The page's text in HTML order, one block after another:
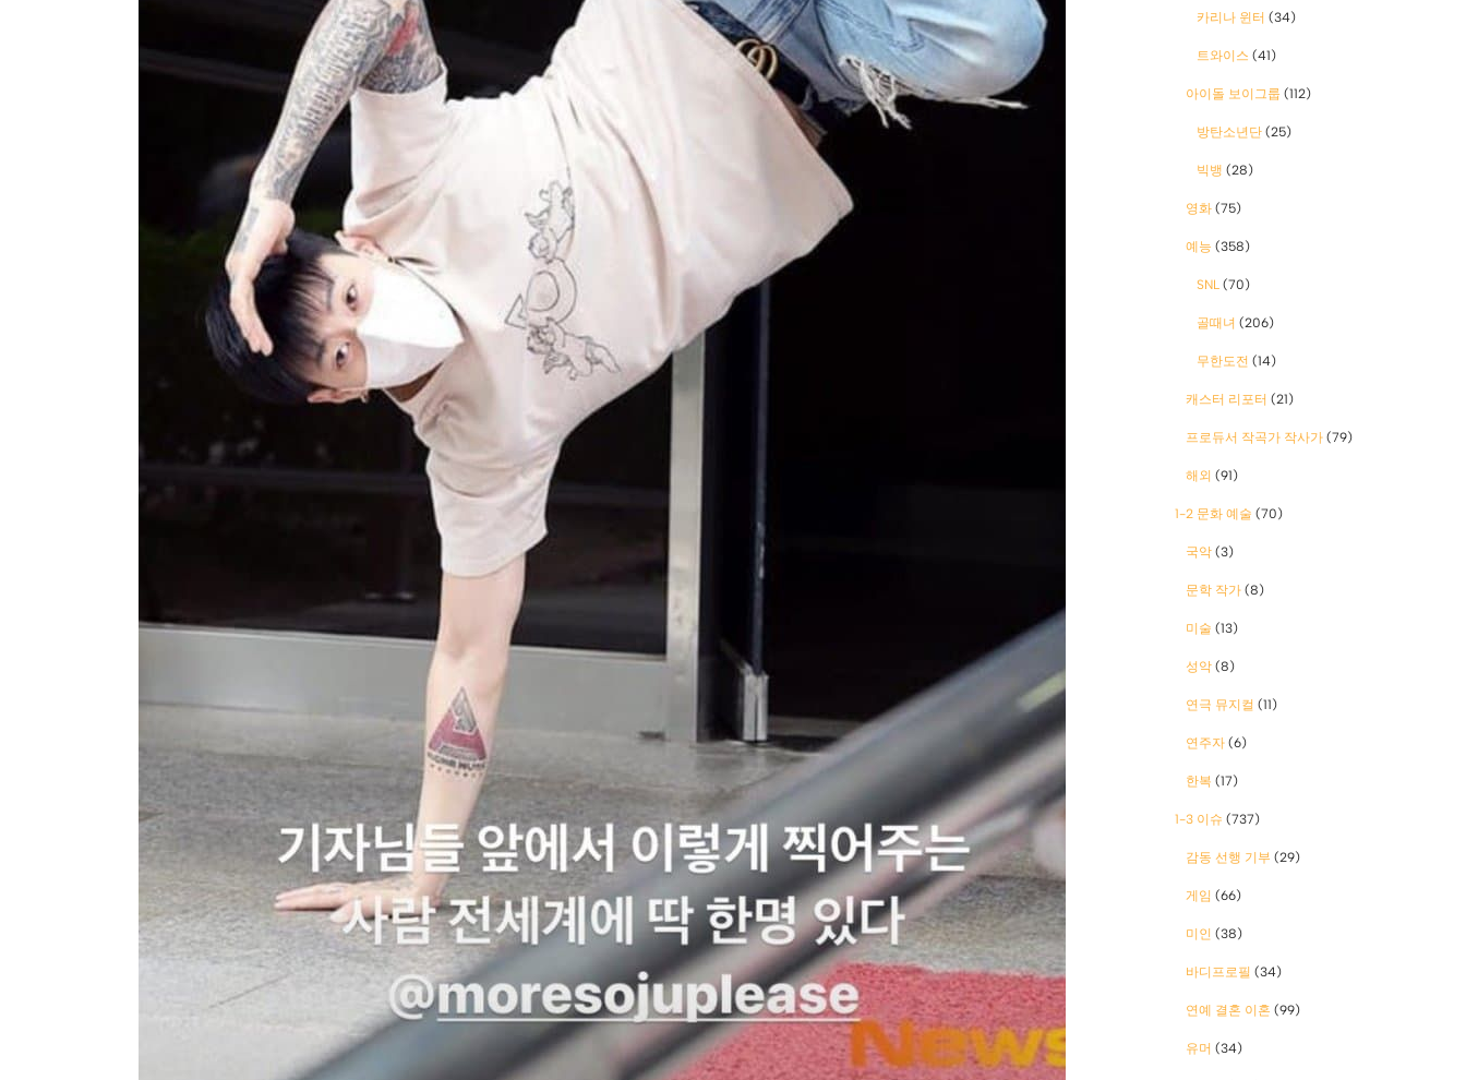
카리나 윈터 (34)
트와이스 (41)
아이돌 보이그룹 (112)
방탄소년단 (25)
빅뱅 (28)
영화 (75)
예능 (358)
SNL (70)
골때녀 (206)
무한도전 (14)
캐스터 리포터 (21)
프로듀서 작곡가 작사가 (79)
해외 (91)
1-2 문화 예술 (70)
국악 (3)
문학 작가 (8)
미술 (13)
성악 (8)
연극 뮤지컬 (11)
연주자 (6)
한복 (17)
1-3 이슈 (737)
감동 선행 기부 (29)
게임 (66)
미인 (38)
바디프로필 (34)
연예 결혼 이혼 (99)
유머 (34)